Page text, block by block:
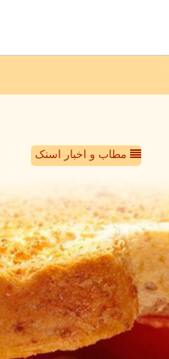
مطاب و اخبار اسنک